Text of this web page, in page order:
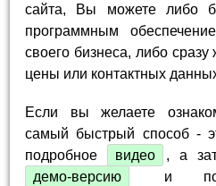
сайта, Вы можете либо
программным
своего бизнеса, либо
цены или контактных
Если вы желаете
самый быстрый способ -
подробное
видео
, а
демо-версию
и